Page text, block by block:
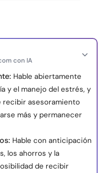
derechos reservados.
con IA
Hable abiertamente
y el manejo del estrés, y
recibir asesoramiento
más y permanecer
Hable con anticipación
los ahorros y la
de recibir